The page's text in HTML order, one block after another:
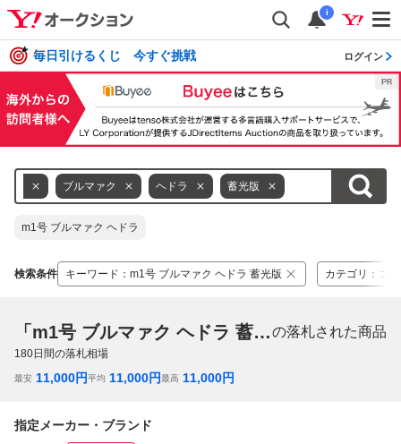
i
毎日引けるくじ 今すぐ挑戦 ログイン
ブルマァク ヘドラ 蓄光版
m1号 ブルマァク ヘドラ
検索条件 キーワード ： m1号 ブルマァク ヘドラ 蓄光版 カテゴリ ： ゴ
「m1号 ブルマァク ヘドラ 蓄光版」の落札された商品
180日間の落札相場
最安 11,000円平均 11,000円最高 11,000円
指定メーカー・ブランド